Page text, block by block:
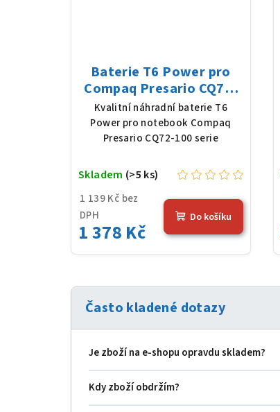
Baterie T6 Power pro
Compaq Presario CQ72-
100 serie, Li-Ion, 10,8 V,
5200 mAh (56 Wh), černá
Kvalitní náhradní baterie T6
Power pro notebook Compaq
Presario CQ72-100 serie
1 139 Kč bez
DPH
1 378 Kč
Skladem (>5 ks)
Do košíku
Často kladené dotazy
Je zboží na e‑shopu opravdu skladem?
Kdy zboží obdržím?